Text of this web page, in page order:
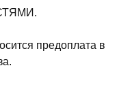
предоплата в